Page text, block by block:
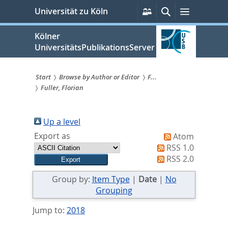
springen
Universität zu Köln
Persönliche
Services
SucheMenü
Kölner
UniversitätsPublikationsServer
Sie
sind
hier:
Start Browse by Author or Editor
F...
Fuller, Florian
Up a level
Export as
Atom
RSS 1.0
RSS 2.0
Group by: Item Type| Date| No
Grouping
Jump to: 2018